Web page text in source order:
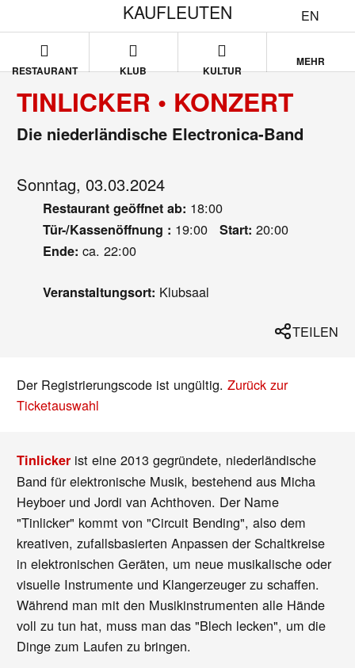
EN
KAUFLEUTEN
RESTAURANT KLUB KULTUR
MEHR
TINLICKER • KONZERT
Die niederländische Electronica-Band
Sonntag, 03.03.2024
Restaurant geöffnet ab: 18:00
Tür-/Kassenöffnung : 19:00 Start: 20:00
Ende: ca. 22:00
Veranstaltungsort: Klubsaal
TEILEN
Der Registrierungscode ist ungültig.Zurück zur
Ticketauswahl
Tinlicker ist eine 2013 gegründete, niederländische
Band für elektronische Musik, bestehend aus Micha
Heyboer und Jordi van Achthoven. Der Name
"Tinlicker" kommt von "Circuit Bending", also dem
kreativen, zufallsbasierten Anpassen der Schaltkreise
in elektronischen Geräten, um neue musikalische oder
visuelle Instrumente und Klangerzeuger zu schaffen.
Während man mit den Musikinstrumenten alle Hände
voll zu tun hat, muss man das "Blech lecken", um die
Dinge zum Laufen zu bringen.